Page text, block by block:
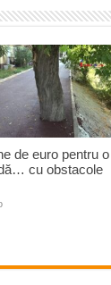
de euro pentru o
cu obstacole